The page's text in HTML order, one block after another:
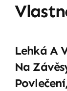
Lehká A
Na